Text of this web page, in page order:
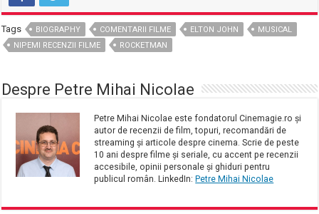
Tags BIOGRAPHY COMENTARII FILME ELTON JOHN
MUSICAL
NIPEMI RECENZII FILME
ROCKETMAN
Despre Petre Mihai Nicolae
Petre Mihai Nicolae este fondatorul Cinemagie.ro și
autor de recenzii de film, topuri, recomandări de
streaming și articole despre cinema. Scrie de peste
10 ani despre filme și seriale, cu accent pe recenzii
accesibile, opinii personale și ghiduri pentru
publicul român. LinkedIn: Petre Mihai Nicolae